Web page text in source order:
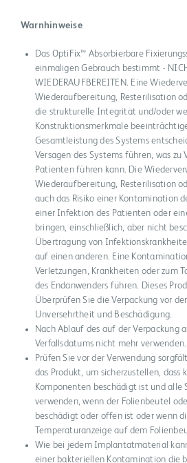
Warnhinweise
Das OptiFix™ Absorbierbare
einmaligen Gebrauch bestimmt -
WIEDERAUFBEREITEN. Eine
Wiederaufbereitung, Resterilisation
die strukturelle Integrität und/oder
Konstruktionsmerkmale
Gesamtleistung des Systems
Versagen des Systems führen, was zu
Patienten führen kann. Die
Wiederaufbereitung, Resterilisation
auch das Risiko einer Kontamination
einer Infektion des Patienten oder
bringen, einschließlich, aber nicht
Übertragung von
auf einen anderen. Eine
Verletzungen, Krankheiten oder zum
des Endanwenders führen. Dieses
Überprüfen Sie die Verpackung vor
Unversehrtheit und Beschädigung.
Nach Ablauf des auf der Verpackung
Verfallsdatums nicht mehr verwenden.
Prüfen Sie vor der Verwendung
das Produkt, um sicherzustellen, dass
Komponenten beschädigt ist und alle
verwenden, wenn der Folienbeutel
beschädigt oder offen ist oder wenn
Temperaturanzeige auf dem
Wie bei jedem Implantatmaterial
einer bakteriellen Kontamination die